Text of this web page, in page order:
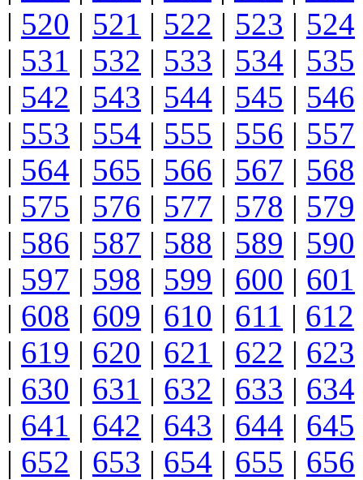
| 520 | 521 | 522 | 523 | 524
| 531 | 532 | 533 | 534 | 535
| 542 | 543 | 544 | 545 | 546
| 553 | 554 | 555 | 556 | 557
| 564 | 565 | 566 | 567 | 568
| 575 | 576 | 577 | 578 | 579
| 586 | 587 | 588 | 589 | 590
| 597 | 598 | 599 | 600 | 601
| 608 | 609 | 610 | 611 | 612
| 619 | 620 | 621 | 622 | 623
| 630 | 631 | 632 | 633 | 634
| 641 | 642 | 643 | 644 | 645
| 652 | 653 | 654 | 655 | 656